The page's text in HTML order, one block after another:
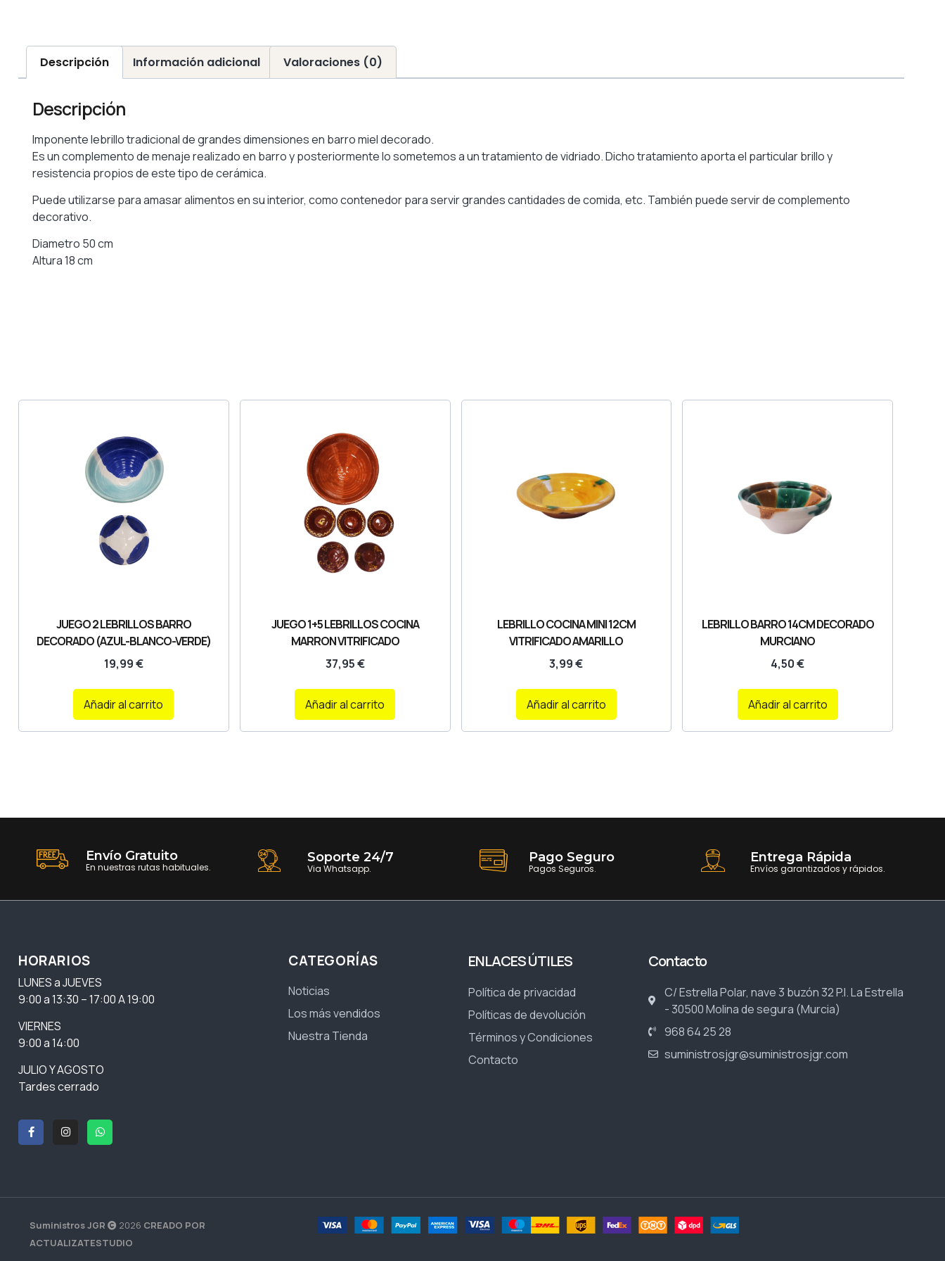
Descripción Información adicional Valoraciones (0)
Descripción
Imponente lebrillo tradicional de grandes dimensiones en barro miel decorado.
Es un complemento de menaje realizado en barro y posteriormente lo sometemos a un tratamiento de vidriado. Dicho tratamiento aporta el particular brillo y
resistencia propios de este tipo de cerámica.
Puede utilizarse para amasar alimentos en su interior, como contenedor para servir grandes cantidades de comida, etc. También puede servir de complemento
decorativo.
Diametro 50 cm
Altura 18 cm
JUEGO 2 LEBRILLOS BARRO
DECORADO (AZUL-BLANCO-VERDE)
19,99€
Añadir al carrito
JUEGO 1+5 LEBRILLOS COCINA
MARRON VITRIFICADO
37,95€
Añadir al carrito
LEBRILLO COCINA MINI 12CM
VITRIFICADO AMARILLO
3,99€
Añadir al carrito
LEBRILLO BARRO 14CM DECORADO
MURCIANO
4,50€
Añadir al carrito
Envío Gratuito
En nuestras rutas habituales.
Soporte 24/7
Via Whatsapp.
Pago Seguro
Pagos Seguros.
Entrega Rápida
Envíos garantizados y rápidos.
HORARIOS
LUNES a JUEVES
9:00 a 13:30 – 17:00 A 19:00
VIERNES
9:00 a 14:00
JULIO Y AGOSTO
Tardes cerrado
CATEGORÍAS
Noticias
Los más vendidos
Nuestra Tienda
ENLACES ÚTILES
Política de privacidad
Políticas de devolución
Términos y Condiciones
Contacto
Contacto
C/ Estrella Polar, nave 3 buzón 32 P.I. La Estrella
- 30500 Molina de segura (Murcia)
968 64 25 28
suministrosjgr@suministrosjgr.com
Suministros JGR 2026 CREADO POR
ACTUALIZATESTUDIO